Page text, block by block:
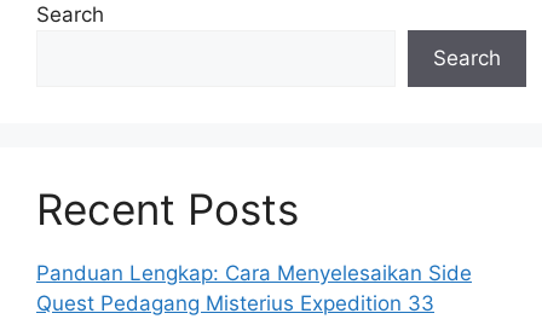
Search
Search
Recent Posts
Panduan Lengkap: Cara Menyelesaikan Side
Quest Pedagang Misterius Expedition 33